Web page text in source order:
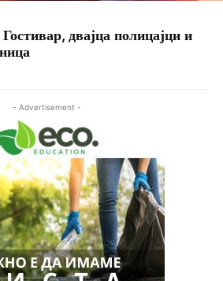
двајца полицајци и
- Advertisement -